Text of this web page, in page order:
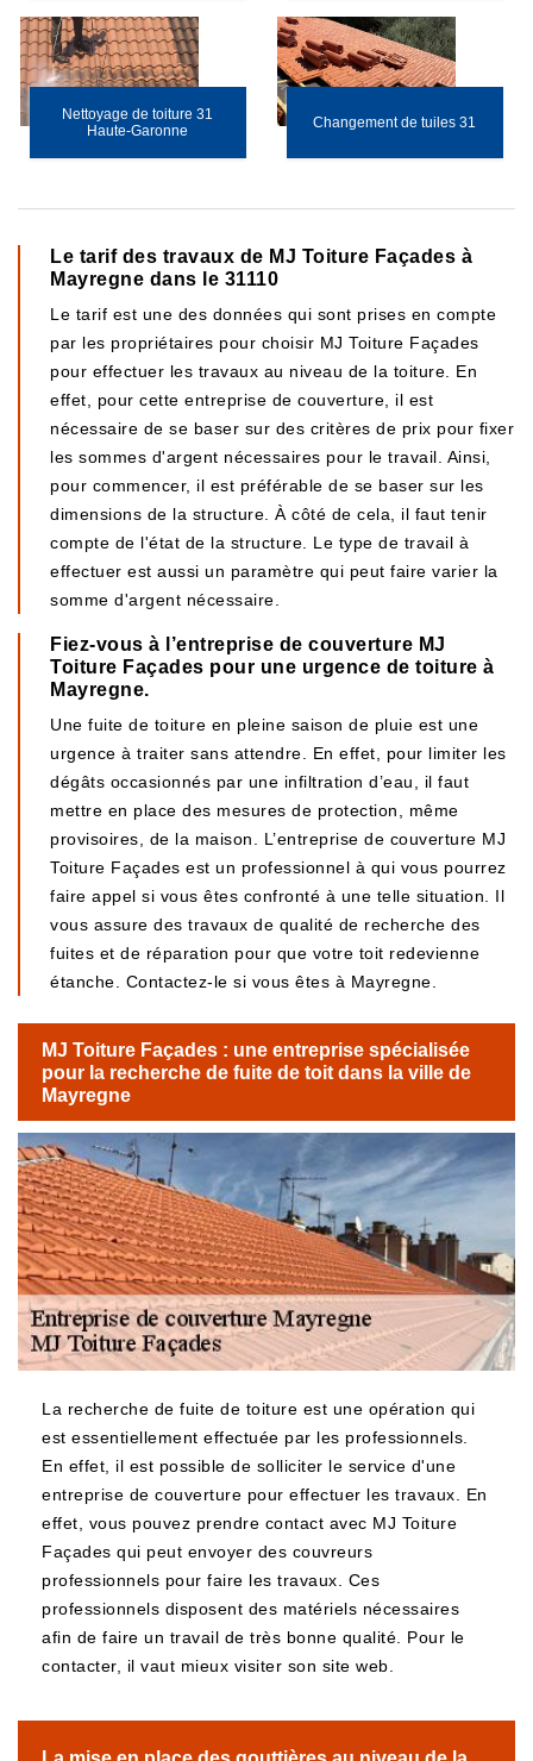
Nettoyage de toiture 31
Haute-Garonne
Changement de tuiles 31
Le tarif des travaux de MJ Toiture Façades à
Mayregne dans le 31110
Le tarif est une des données qui sont prises en compte
par les propriétaires pour choisir MJ Toiture Façades
pour effectuer les travaux au niveau de la toiture. En
effet, pour cette entreprise de couverture, il est
nécessaire de se baser sur des critères de prix pour fixer
les sommes d'argent nécessaires pour le travail. Ainsi,
pour commencer, il est préférable de se baser sur les
dimensions de la structure. À côté de cela, il faut tenir
compte de l'état de la structure. Le type de travail à
effectuer est aussi un paramètre qui peut faire varier la
somme d'argent nécessaire.
Fiez-vous à l’entreprise de couverture MJ
Toiture Façades pour une urgence de toiture à
Mayregne.
Une fuite de toiture en pleine saison de pluie est une
urgence à traiter sans attendre. En effet, pour limiter les
dégâts occasionnés par une infiltration d’eau, il faut
mettre en place des mesures de protection, même
provisoires, de la maison. L’entreprise de couverture MJ
Toiture Façades est un professionnel à qui vous pourrez
faire appel si vous êtes confronté à une telle situation. Il
vous assure des travaux de qualité de recherche des
fuites et de réparation pour que votre toit redevienne
étanche. Contactez-le si vous êtes à Mayregne.
MJ Toiture Façades : une entreprise spécialisée
pour la recherche de fuite de toit dans la ville de
Mayregne
La recherche de fuite de toiture est une opération qui
est essentiellement effectuée par les professionnels.
En effet, il est possible de solliciter le service d'une
entreprise de couverture pour effectuer les travaux. En
effet, vous pouvez prendre contact avec MJ Toiture
Façades qui peut envoyer des couvreurs
professionnels pour faire les travaux. Ces
professionnels disposent des matériels nécessaires
afin de faire un travail de très bonne qualité. Pour le
contacter, il vaut mieux visiter son site web.